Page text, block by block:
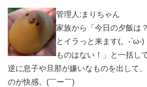
管理人:まりちゃん
家族から「今日の夕飯は
とイラっと来ます(。-`ω-)
ものはない！」と一括し
逆に息子や旦那が嫌いなものを出して
のが快感。(￣ー￣)